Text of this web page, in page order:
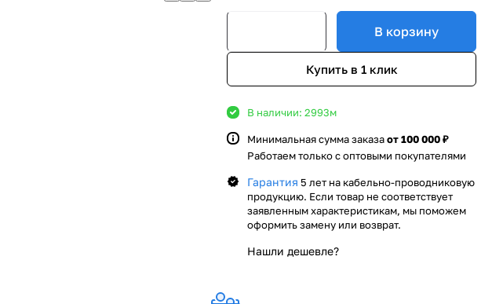
В корзину
Купить в 1 клик
В наличии: 2993м
Минимальная сумма заказаот 100 000 ₽
Работаем только с оптовыми покупателями
Гарантия 5 лет на кабельно-проводниковую
продукцию. Если товар не соответствует
заявленным характеристикам, мы поможем
оформить замену или возврат.
Нашли дешевле?